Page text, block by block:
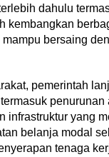
dahulu
kembangkan
bersaing
pemerintah
yang
belanja modal
tenaga